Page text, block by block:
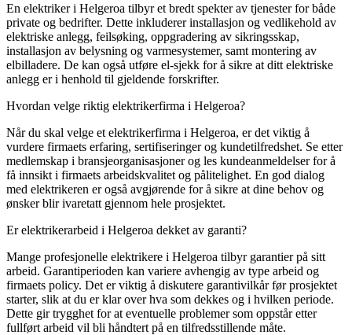
En elektriker i Helgeroa tilbyr et bredt spekter av tjenester for både
private og bedrifter. Dette inkluderer installasjon og vedlikehold av
elektriske anlegg, feilsøking, oppgradering av sikringsskap,
installasjon av belysning og varmesystemer, samt montering av
elbilladere. De kan også utføre el-sjekk for å sikre at ditt elektriske
anlegg er i henhold til gjeldende forskrifter.
Hvordan velge riktig elektrikerfirma i Helgeroa?
Når du skal velge et elektrikerfirma i Helgeroa, er det viktig å
vurdere firmaets erfaring, sertifiseringer og kundetilfredshet. Se etter
medlemskap i bransjeorganisasjoner og les kundeanmeldelser for å
få innsikt i firmaets arbeidskvalitet og pålitelighet. En god dialog
med elektrikeren er også avgjørende for å sikre at dine behov og
ønsker blir ivaretatt gjennom hele prosjektet.
Er elektrikerarbeid i Helgeroa dekket av garanti?
Mange profesjonelle elektrikere i Helgeroa tilbyr garantier på sitt
arbeid. Garantiperioden kan variere avhengig av type arbeid og
firmaets policy. Det er viktig å diskutere garantivilkår før prosjektet
starter, slik at du er klar over hva som dekkes og i hvilken periode.
Dette gir trygghet for at eventuelle problemer som oppstår etter
fullført arbeid vil bli håndtert på en tilfredsstillende måte.